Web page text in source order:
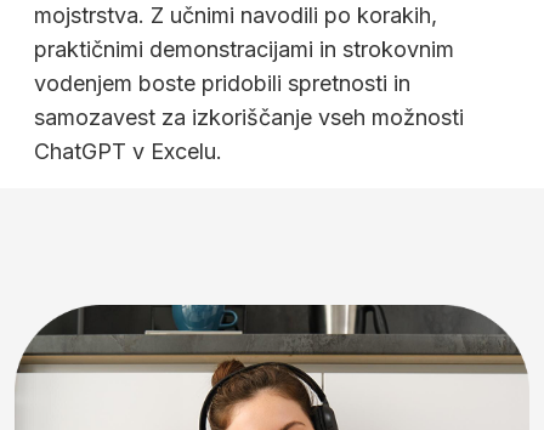
mojstrstva. Z učnimi navodili po korakih,
praktičnimi demonstracijami in strokovnim
vodenjem boste pridobili spretnosti in
samozavest za izkoriščanje vseh možnosti
ChatGPT v Excelu.